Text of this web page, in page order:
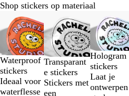
Shop stickers op materiaal
Waterproof
stickers
Ideaal voor
waterflesse
Nieuwe opties
Transparant
e stickers
Stickers met
een
Nieuwe
Hologram
stickers
Laat je
ontwerpen
Dia's
t/m
van
5